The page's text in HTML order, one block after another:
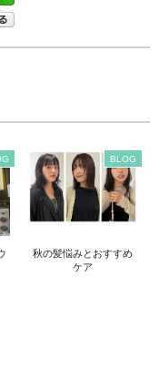
BLOG
秋の髪悩みとおすすめ
ケア